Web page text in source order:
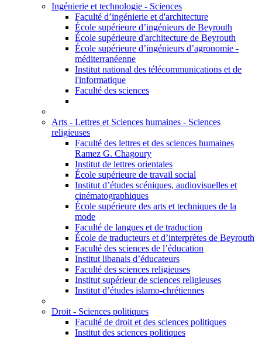
Ingénierie et technologie - Sciences
Faculté d’ingénierie et d'architecture
École supérieure d’ingénieurs de Beyrouth
École supérieure d'architecture de Beyrouth
École supérieure d’ingénieurs d’agronomie -
méditerranéenne
Institut national des télécommunications et de
l'informatique
Faculté des sciences
Arts - Lettres et Sciences humaines - Sciences
religieuses
Faculté des lettres et des sciences humaines
Ramez G. Chagoury
Institut de lettres orientales
École supérieure de travail social
Institut d’études scéniques, audiovisuelles et
cinématographiques
École supérieure des arts et techniques de la
mode
Faculté de langues et de traduction
École de traducteurs et d’interprètes de Beyrouth
Faculté des sciences de l’éducation
Institut libanais d’éducateurs
Faculté des sciences religieuses
Institut supérieur de sciences religieuses
Institut d’études islamo-chrétiennes
Droit - Sciences politiques
Faculté de droit et des sciences politiques
Institut des sciences politiques